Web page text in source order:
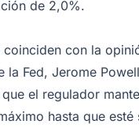
de 2,0%.
coinciden con la
la Fed, Jerome
el regulador
hasta que esté